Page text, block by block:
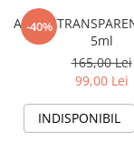
-40%
Adeziv
5ml
165,00 Lei
99,00 Lei
INDISPONIBIL